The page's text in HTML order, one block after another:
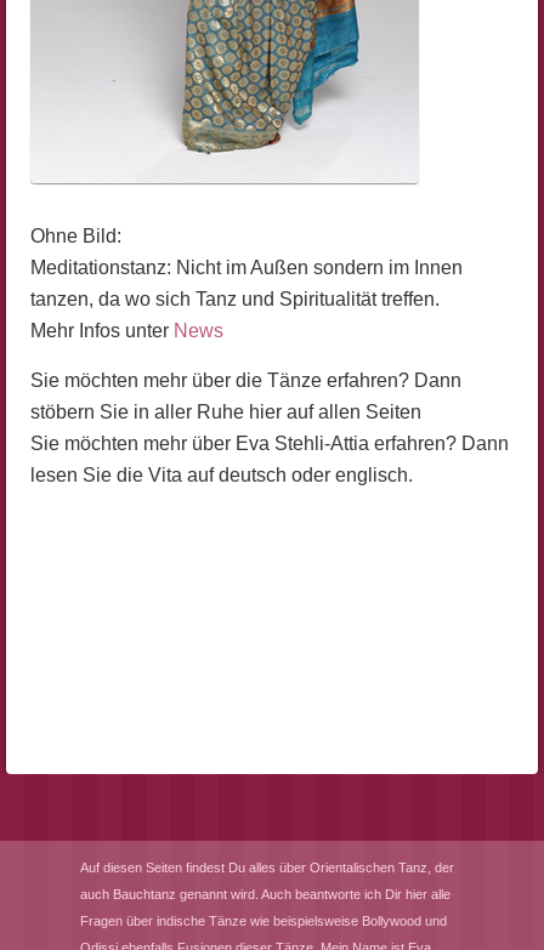
Ohne Bild:
Meditationstanz: Nicht im Außen sondern im Innen
tanzen, da wo sich Tanz und Spiritualität treffen.
Mehr Infos unter News
Sie möchten mehr über die Tänze erfahren? Dann
stöbern Sie in aller Ruhe hier auf allen Seiten
Sie möchten mehr über Eva Stehli-Attia erfahren? Dann
lesen Sie die Vita auf deutsch oder englisch.
Auf diesen Seiten findest Du alles über Orientalischen Tanz, der
auch Bauchtanz genannt wird. Auch beantworte ich Dir hier alle
Fragen über indische Tänze wie beispielsweise Bollywood und
Odissi ebenfalls Fusionen dieser Tänze. Mein Name ist Eva